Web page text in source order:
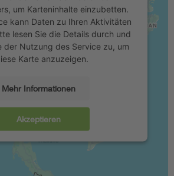
um Karteninhalte einzubetten.
kann Daten zu Ihren Aktivitäten
lesen Sie die Details durch und
der Nutzung des Service zu, um
Karte anzuzeigen.
Mehr Informationen
Akzeptieren